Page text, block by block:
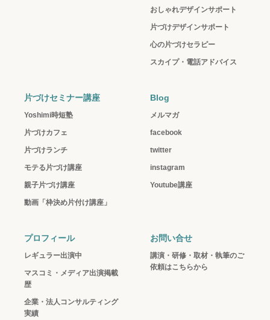
おしゃれデザインサポート
片づけデザインサポート
心の片づけセラピー
スカイプ・電話アドバイス
片づけセミナー講座
Yoshimi時短塾
片づけカフェ
片づけランチ
モテる片づけ講座
親子片づけ講座
動画「枠決め片付け講座」
Blog
メルマガ
facebook
twitter
instagram
Youtube講座
プロフィール
レギュラー出演中
マスコミ・メディア出演掲載
歴
企業・法人コンサルティング
実績
お問い合せ
講演・研修・取材・執筆のご
依頼はこちらから